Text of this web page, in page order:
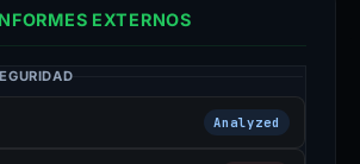
EXTERNOS
Analyzed